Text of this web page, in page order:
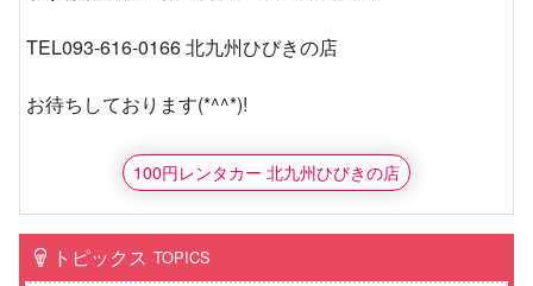
TEL093-616-0166 北九州ひびきの店
お待ちしております(*^^*)!
100円レンタカー 北九州ひびきの店
トピックス TOPICS